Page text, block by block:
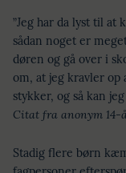
”Jeg har da lyst til at
sådan noget er
døren og gå over i
om, at jeg kravler op
stykker, og så kan
Citat fra anonym
Stadig flere børn